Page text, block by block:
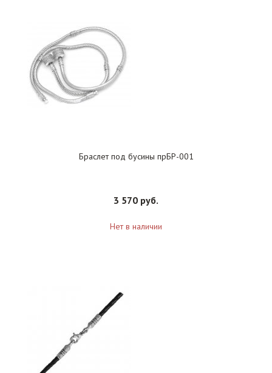
Браслет под бусины прБР-001
3 570 руб.
Нет в наличии